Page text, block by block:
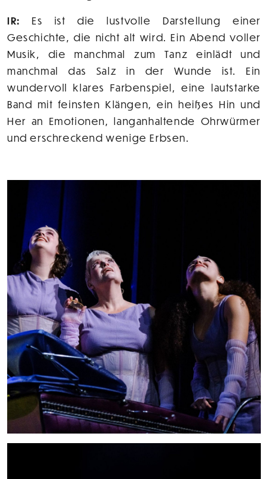
IR: Es ist die lustvolle Darstellung einer
Geschichte, die nicht alt wird. Ein Abend voller
Musik, die manchmal zum Tanz einlädt und
manchmal das Salz in der Wunde ist. Ein
wundervoll klares Farbenspiel, eine lautstarke
Band mit feinsten Klängen, ein heißes Hin und
Her an Emotionen, langanhaltende Ohrwürmer
und erschreckend wenige Erbsen.